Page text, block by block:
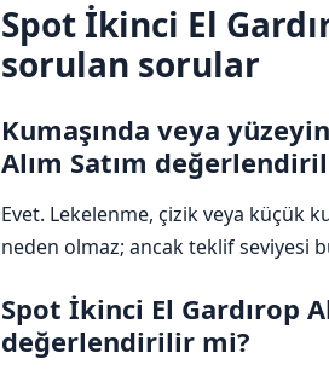
Spot İkinci El
sorulan sorular
Kumaşında veya
Alım Satım
Evet. Lekelenme, çizik veya küçük
neden olmaz; ancak teklif seviyesi
Spot İkinci El Gardırop
değerlendirilir mi?